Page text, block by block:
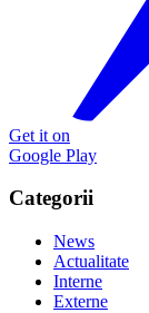
Get it on
Google Play
Categorii
News
Actualitate
Interne
Externe